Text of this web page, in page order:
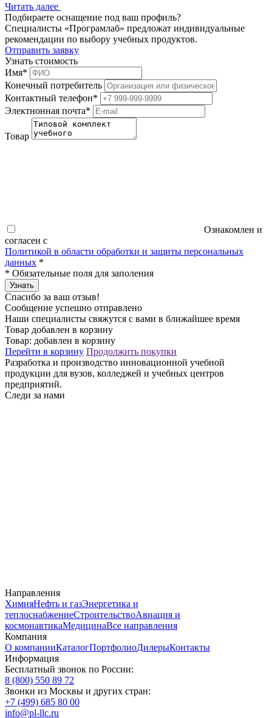
Читать далее
Подбираете оснащение под ваш профиль?
Специалисты «Програмлаб» предложат индивидуальные
рекомендации по выбору учебных продуктов.
Отправить заявку
Узнать стоимость
Имя*
Конечный потребитель
Контактный телефон*
Электнонная почта*
Товар
Ознакомлен и
согласен с
Политикой в области обработки и защиты персональных
данных *
* Обязательные поля для заполения
Узнать
Спасибо за ваш отзыв!
Сообщение успешно отправлено
Наши специалисты свяжутся с вами в ближайшее время
Товар добавлен в корзину
Товар: добавлен в корзину
Перейти в корзину Продолжить покупки
Разработка и производство инновационной учебной
продукции для вузов, колледжей и учебных центров
предприятий.
Следи за нами
Направления
ХимияНефть и газЭнергетика и
теплоснабжениеСтроительствоАвиация и
космонавтикаМедицинаВсе направления
Компания
О компанииКаталогПортфолиоДилерыКонтакты
Информация
Бесплатный звонок по России:
8 (800) 550 89 72
Звонки из Москвы и других стран:
+7 (499) 685 80 00
info@pl-llc.ru